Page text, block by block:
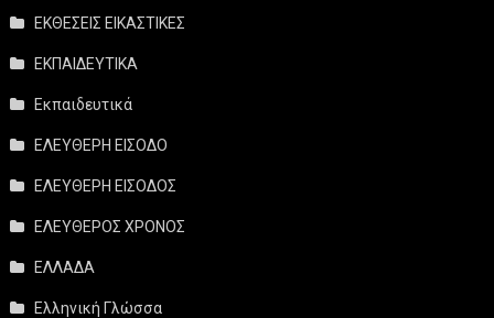
ΕΚΘΕΣΕΙΣ ΕΙΚΑΣΤΙΚΕΣ
ΕΚΠΑΙΔΕΥΤΙΚΑ
Εκπαιδευτικά
ΕΛΕΥΘΕΡΗ ΕΙΣΟΔΟ
ΕΛΕΥΘΕΡΗ ΕΙΣΟΔΟΣ
ΕΛΕΥΘΕΡΟΣ ΧΡΟΝΟΣ
ΕΛΛΑΔΑ
Ελληνική Γλώσσα